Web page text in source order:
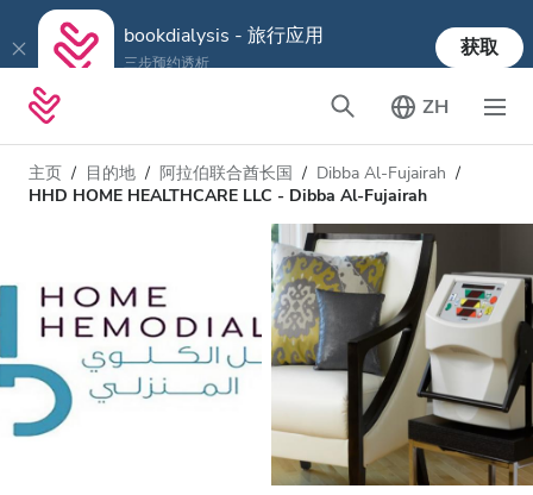
bookdialysis - 旅行应用
三步预约透析
获取
ZH
主页 目的地 阿拉伯联合酋长国
Dibba Al‑Fujairah
HHD HOME HEALTHCARE LLC - Dibba Al‑Fujairah